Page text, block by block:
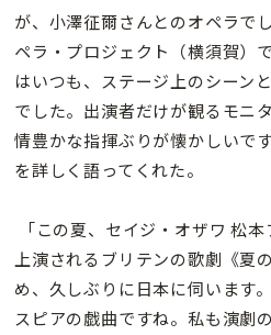
が、小澤征爾さんとのオペラで
ペラ・プロジェクト（横須賀）
はいつも、ステージ上のシーン
でした。出演者だけが観るモニ
情豊かな指揮ぶりが懐かしいで
を詳しく語ってくれた。
「この夏、セイジ・オザワ 松
上演されるブリテンの歌劇《夏
め、久しぶりに日本に伺います
スピアの戯曲ですね。私も演劇